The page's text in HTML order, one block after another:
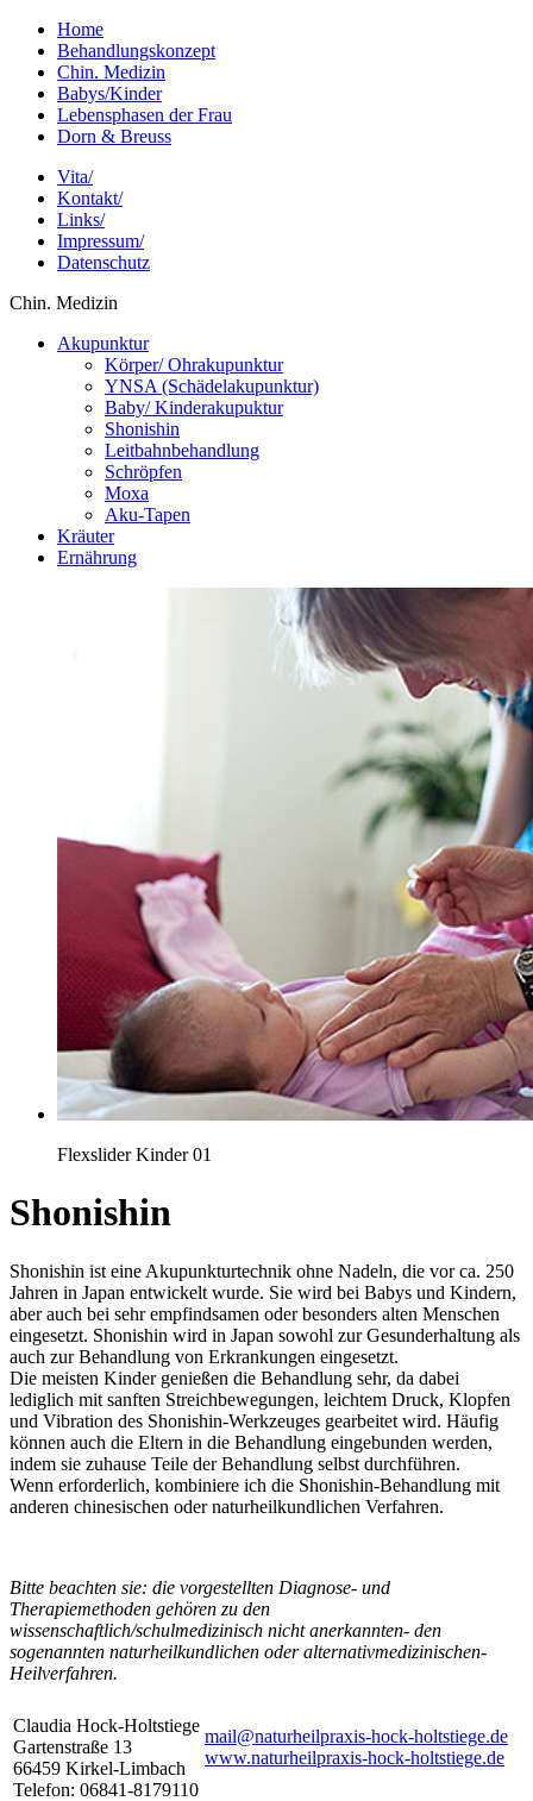
Home
Behandlungskonzept
Chin. Medizin
Babys/Kinder
Lebensphasen der Frau
Dorn & Breuss
Vita/
Kontakt/
Links/
Impressum/
Datenschutz
Chin. Medizin
Akupunktur
Körper/ Ohrakupunktur
YNSA (Schädelakupunktur)
Baby/ Kinderakupuktur
Shonishin
Leitbahnbehandlung
Schröpfen
Moxa
Aku-Tapen
Kräuter
Ernährung
Flexslider Kinder 01
Shonishin
Shonishin ist eine Akupunkturtechnik ohne Nadeln, die vor ca. 250
Jahren in Japan entwickelt wurde. Sie wird bei Babys und Kindern,
aber auch bei sehr empfindsamen oder besonders alten Menschen
eingesetzt. Shonishin wird in Japan sowohl zur Gesunderhaltung als
auch zur Behandlung von Erkrankungen eingesetzt.
Die meisten Kinder genießen die Behandlung sehr, da dabei
lediglich mit sanften Streichbewegungen, leichtem Druck, Klopfen
und Vibration des Shonishin-Werkzeuges gearbeitet wird. Häufig
können auch die Eltern in die Behandlung eingebunden werden,
indem sie zuhause Teile der Behandlung selbst durchführen.
Wenn erforderlich, kombiniere ich die Shonishin-Behandlung mit
anderen chinesischen oder naturheilkundlichen Verfahren.
Bitte beachten sie: die vorgestellten Diagnose- und
Therapiemethoden gehören zu den
wissenschaftlich/schulmedizinisch nicht anerkannten- den
sogenannten naturheilkundlichen oder alternativmedizinischen-
Heilverfahren.
Claudia Hock-Holtstiege
Gartenstraße 13
66459 Kirkel-Limbach
Telefon: 06841-8179110
mail@naturheilpraxis-hock-holtstiege.de
www.naturheilpraxis-hock-holtstiege.de